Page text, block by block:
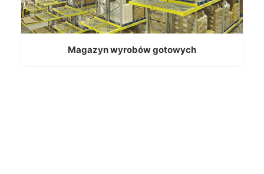
Magazyn wyrobów gotowych